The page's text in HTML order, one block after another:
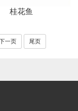
桂花鱼
一页 尾页